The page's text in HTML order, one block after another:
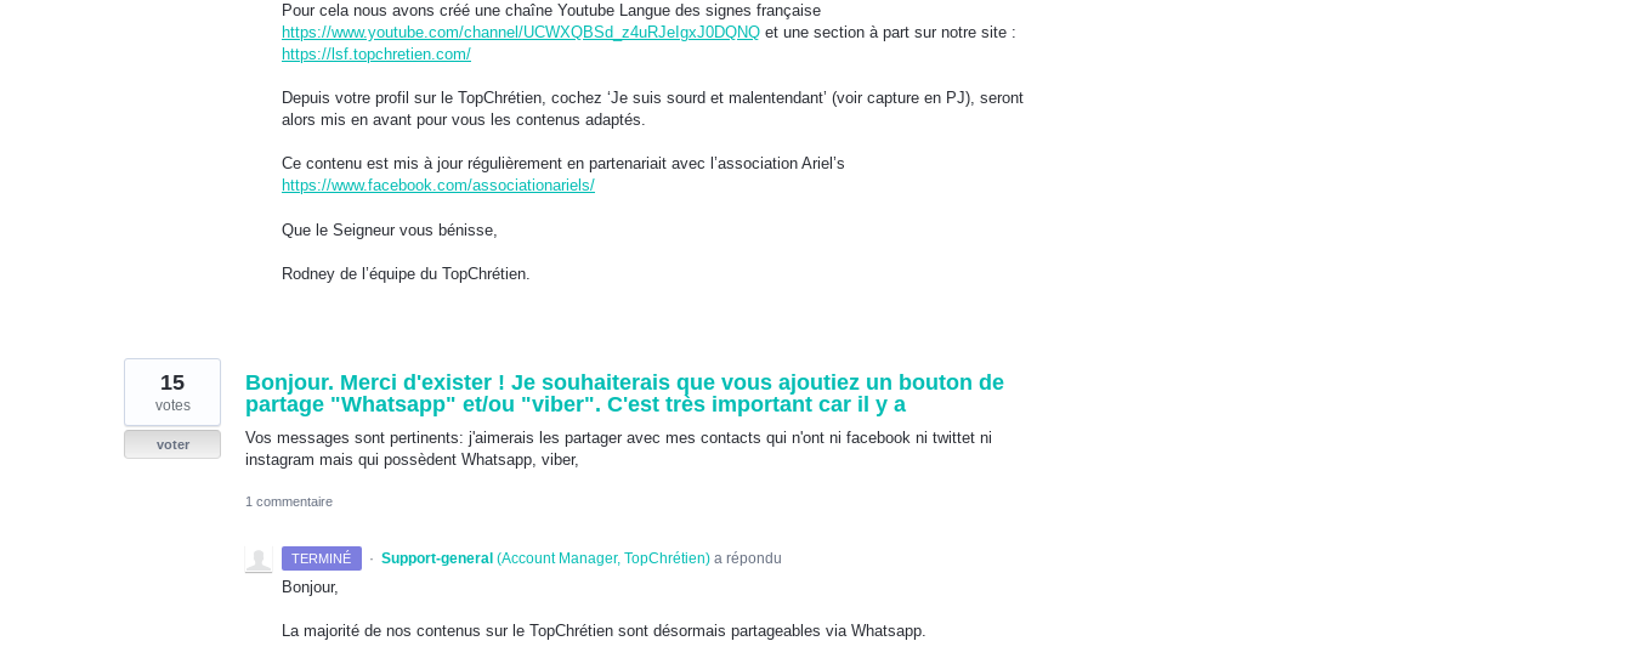
Pour cela nous avons créé une chaîne Youtube Langue des signes française
https://www.youtube.com/channel/UCWXQBSd_z4uRJeIgxJ0DQNQ et une section à part sur notre site :
https://lsf.topchretien.com/
Depuis votre profil sur le TopChrétien, cochez ‘Je suis sourd et malentendant’ (voir capture en PJ), seront
alors mis en avant pour vous les contenus adaptés.
Ce contenu est mis à jour régulièrement en partenariait avec l’association Ariel’s
https://www.facebook.com/associationariels/
Que le Seigneur vous bénisse,
Rodney de l’équipe du TopChrétien.
Bonjour. Merci d'exister ! Je souhaiterais que vous ajoutiez un bouton de
partage "Whatsapp" et/ou "viber". C'est très important car il y a
Vos messages sont pertinents: j'aimerais les partager avec mes contacts qui n'ont ni facebook ni twittet ni
instagram mais qui possèdent Whatsapp, viber,
15
votes
voter
1 commentaire
TERMINÉ · Support-general (Account Manager, TopChrétien)a répondu
Bonjour,
La majorité de nos contenus sur le TopChrétien sont désormais partageables via Whatsapp.